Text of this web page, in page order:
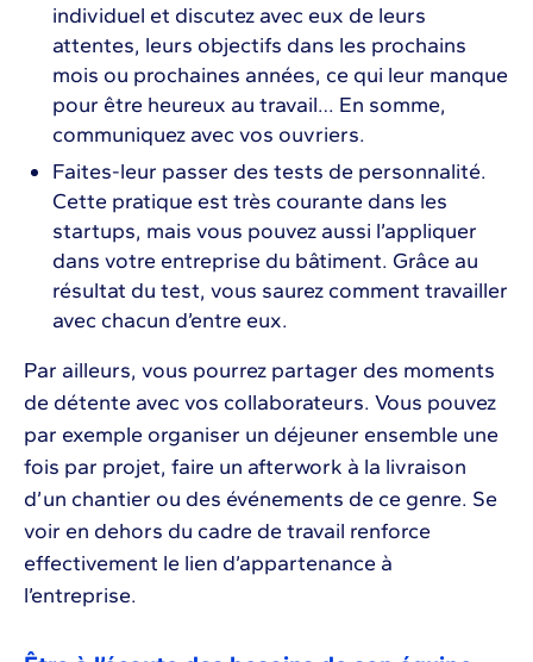
individuel et discutez avec eux de leurs
attentes, leurs objectifs dans les prochains
mois ou prochaines années, ce qui leur manque
pour être heureux au travail… En somme,
communiquez avec vos ouvriers.
Faites-leur passer des tests de personnalité.
Cette pratique est très courante dans les
startups, mais vous pouvez aussi l’appliquer
dans votre entreprise du bâtiment. Grâce au
résultat du test, vous saurez comment travailler
avec chacun d’entre eux.
Par ailleurs, vous pourrez partager des moments
de détente avec vos collaborateurs. Vous pouvez
par exemple organiser un déjeuner ensemble une
fois par projet, faire un afterwork à la livraison
d’un chantier ou des événements de ce genre. Se
voir en dehors du cadre de travail renforce
effectivement le lien d’appartenance à
l’entreprise.